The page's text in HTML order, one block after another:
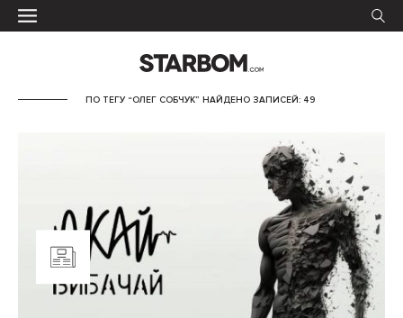
ПО ТЕГУ “ОЛЕГ СОБЧУК” НАЙДЕНО ЗАПИСЕЙ: 49